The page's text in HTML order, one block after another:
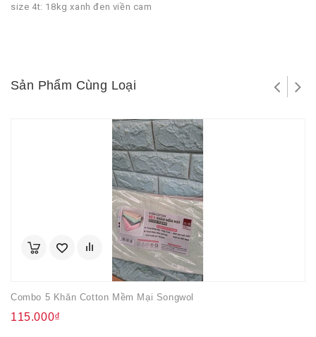
size 4t: 18kg xanh đen viền cam
Sản Phẩm Cùng Loại
Combo 5 Khăn Cotton Mềm Mại Songwol
115.000₫